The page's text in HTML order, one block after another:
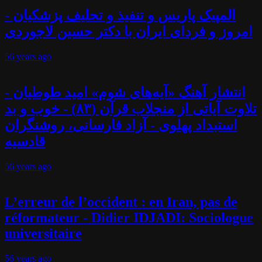
المپیک پاریس و تنفیذ و تحلیف پزشکیان -
امروز و فردای ایران با دکتر حسین لاجوردی
56 years ago
انتشار آهنگ «آیه‌های شوم» امید طوطیان -
تلاوت آیاتی از منجلاب قرآن (۸۳) - خوب و بد
استبداد پهلوی - آزاد فارسانی، روشنگران
قادسیه
56 years ago
L’erreur de l’occident : en Iran, pas de
réformateur - Didier IDJADI: Sociologue
universitaire
56 years ago